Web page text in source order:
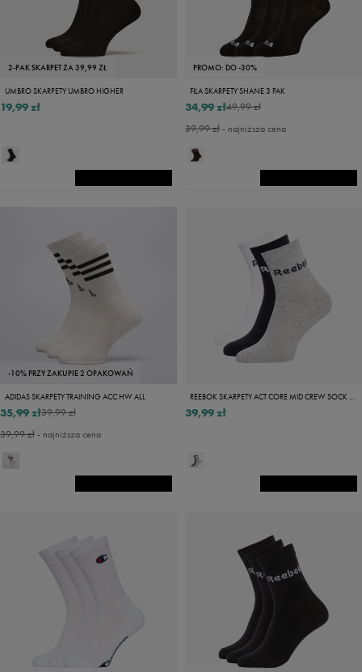
2-PAK SKARPET ZA 39,99 ZŁ
UMBRO SKARPETY UMBRO HIGHER
19,99 zł
PROMO: DO -30%
FILA SKARPETY SHANE 3 PAK
49,99 zł
34,99 zł
39,99 zł- najniższa cena
-10% PRZY ZAKUPIE 2 OPAKOWAŃ
ADIDAS SKARPETY TRAINING ACC HW ALL
39,99 zł
35,99 zł
39,99 zł- najniższa cena
REEBOK SKARPETY ACT CORE MID CREW SOCK 3P
39,99 zł